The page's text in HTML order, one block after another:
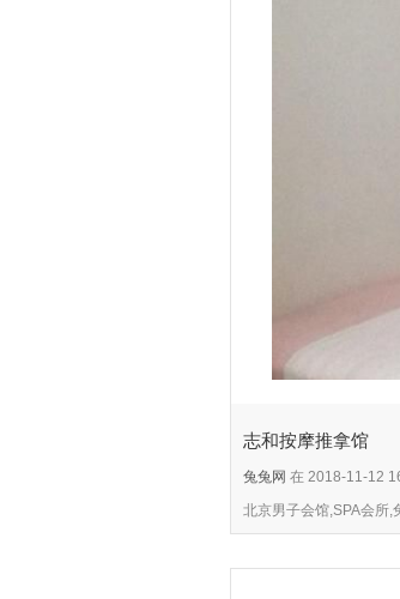
志和按摩推拿馆
兔兔网 在 2018-11-12
北京男子会馆,SPA会所,